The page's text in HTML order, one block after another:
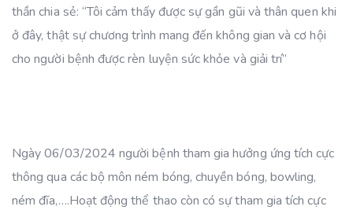
thần chia sẻ: “Tôi cảm thấy được sự gần gũi và thân quen khi
ở đây, thật sự chương trình mang đến không gian và cơ hội
cho người bệnh được rèn luyện sức khỏe và giải trí”
Ngày 06/03/2024 người bệnh tham gia hưởng ứng tích cực
thông qua các bộ môn ném bóng, chuyền bóng, bowling,
ném đĩa,….Hoạt động thể thao còn có sự tham gia tích cực